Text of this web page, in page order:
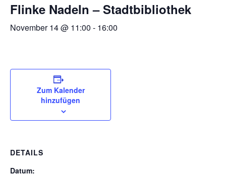
Flinke Nadeln – Stadtbibliothek
November 14 @ 11:00 - 16:00
Zum Kalender
hinzufügen
DETAILS
Datum: